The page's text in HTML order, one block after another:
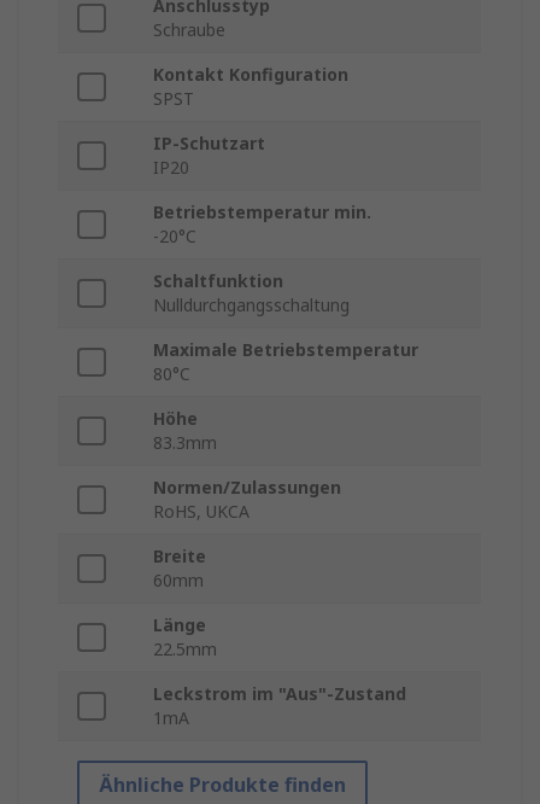
Anschlusstyp
Schraube
Kontakt Konfiguration
SPST
IP-Schutzart
IP20
Betriebstemperatur min.
-20°C
Schaltfunktion
Nulldurchgangsschaltung
Maximale Betriebstemperatur
80°C
Höhe
83.3mm
Normen/Zulassungen
RoHS, UKCA
Breite
60mm
Länge
22.5mm
Leckstrom im "Aus"-Zustand
1mA
Ähnliche Produkte finden